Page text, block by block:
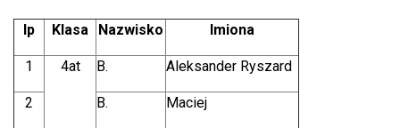
lp Klasa Nazwisko Imiona
1 4at B. Aleksander Ryszard
2 B. Maciej